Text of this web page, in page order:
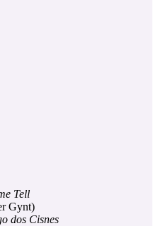
Tell
Gynt)
dos Cisnes